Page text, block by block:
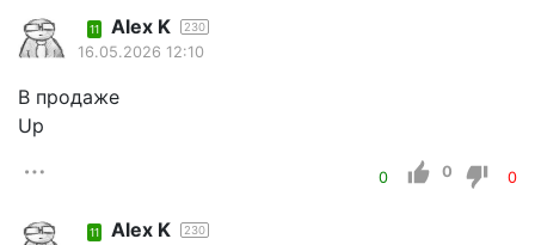
11 Alex K 230
16.05.2026 12:10
В продаже
Up
0 0 0
11 Alex K 230